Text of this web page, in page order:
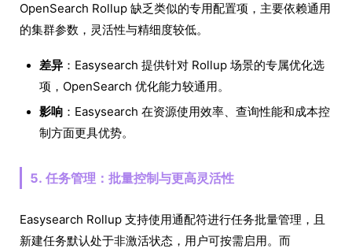
OpenSearch Rollup 缺乏类似的专用配置项，主要依赖通用
的集群参数，灵活性与精细度较低。
差异 ：Easysearch 提供针对 Rollup 场景的专属优化选
项，OpenSearch 优化能力较通用。
影响 ：Easysearch 在资源使用效率、查询性能和成本控
制方面更具优势。
5. 任务管理：批量控制与更高灵活性
Easysearch Rollup 支持使用通配符进行任务批量管理，且
新建任务默认处于非激活状态，用户可按需启用。而